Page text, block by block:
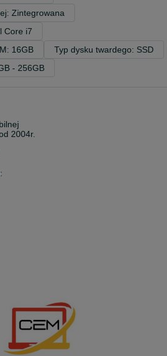
Zintegrowana
Core i7
16GB
Typ dysku twardego: SSD
- 256GB
2004r.